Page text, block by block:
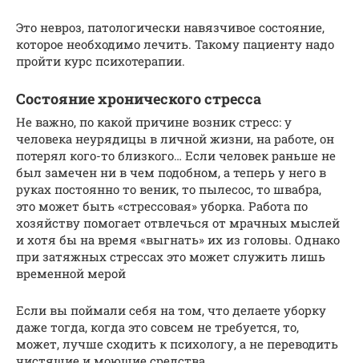
Это невроз, патологически навязчивое состояние,
которое необходимо лечить. Такому пациенту надо
пройти курс психотерапии.
Состояние хронического стресса
Не важно, по какой причине возник стресс: у
человека неурядицы в личной жизни, на работе, он
потерял кого-то близкого… Если человек раньше не
был замечен ни в чем подобном, а теперь у него в
руках постоянно то веник, то пылесос, то швабра,
это может быть «стрессовая» уборка. Работа по
хозяйству помогает отвлечься от мрачных мыслей
и хотя бы на время «выгнать» их из головы. Однако
при затяжных стрессах это может служить лишь
временной мерой
Если вы поймали себя на том, что делаете уборку
даже тогда, когда это совсем не требуется, то,
может, лучше сходить к психологу, а не переводить